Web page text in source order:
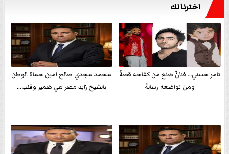
اخترنا لك
تامر حسني… فنانٌ صَنَعَ من كفاحه قصةً
ومن تواضعه رسالةً
محمد مجدي صالح امين حماة الوطن
بالشيخ زايد مصر هي ضمير وقلب...